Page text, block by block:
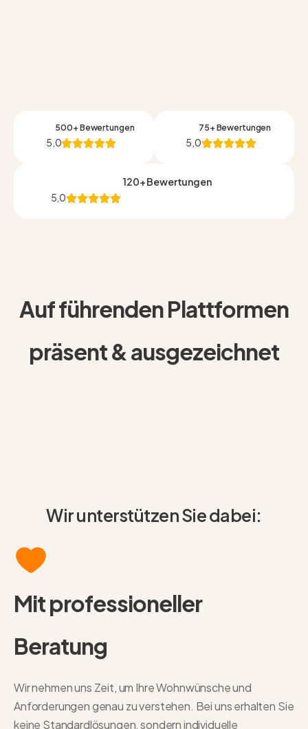
500+ Bewertungen
5,0
75+ Bewertungen
5,0
120+ Bewertungen
5,0
Auf führenden Plattformen
präsent & ausgezeichnet
Wir unterstützen Sie dabei:
Mit professioneller
Beratung
Wir nehmen uns Zeit, um Ihre Wohnwünsche und
Anforderungen genau zu verstehen. Bei uns erhalten Sie
keine Standardlösungen, sondern individuelle